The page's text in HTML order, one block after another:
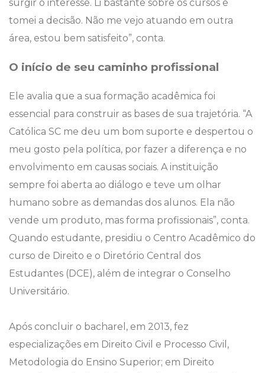
surgir o interesse. Li bastante sobre os cursos e
tomei a decisão. Não me vejo atuando em outra
área, estou bem satisfeito”, conta.
O início de seu caminho profissional
Ele avalia que a sua formação acadêmica foi
essencial para construir as bases de sua trajetória. “A
Católica SC me deu um bom suporte e despertou o
meu gosto pela política, por fazer a diferença e no
envolvimento em causas sociais. A instituição
sempre foi aberta ao diálogo e teve um olhar
humano sobre as demandas dos alunos. Ela não
vende um produto, mas forma profissionais”, conta.
Quando estudante, presidiu o Centro Acadêmico do
curso de Direito e o Diretório Central dos
Estudantes (DCE), além de integrar o Conselho
Universitário.
Após concluir o bacharel, em 2013, fez
especializações em Direito Civil e Processo Civil,
Metodologia do Ensino Superior; em Direito